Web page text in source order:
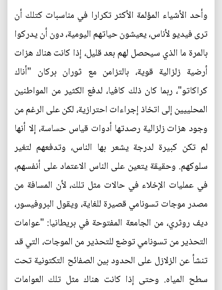
وأحد الأشياء المؤلمة الأكثر تكرارا في مناسبات كتلك أن
ترى فيديو لأناس، يعيشون حياتهم اليومية، دون أن يدركوا
بالمرة ما الذي سيحصل لهم بعد قليل، إذا كانت هناك هزات
أرضية زلزالية قوية، بالتزامن مع ثوران بركان "أناك
كراكاتو"، ربما كان ذلك كافيا، لدفع الكثير من المواطنين
المحلييين إلى اتخاذ إجراءات احترازية، لكن على الرغم من
وجود هزات زلزالية رصدتها أدوات قياس حساسة، إلا أنها
لم تكن كبيرة لدرجة يشعر بها الناس، وتدفعهم لتغير
سلوكهم. وحقيقة يتعين على الناس الاعتماد على أنفسهم،
في عمليات الإخلاء في حالات مثل تلك، لأن المسافة من
مصدر موجات تسونامي قصيرة للغاية، ويقول البروفيسور،
ديف روثري، من الجامعة المفتوحة في بريطانيا: "عوامات
التحذير من تسونامي توضع للتحذير من الموجات، التي قد
تنشأ عن الزلازل على الحدود بين الصفائح التكتونية تحت
سطح المياه. وحتى إذا كانت هناك مثل تلك العوامات